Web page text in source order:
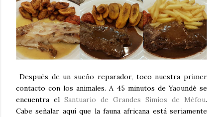
Después de un sueño reparador, toco nuestra primer
contacto con los animales. A 45 minutos de Yaoundé se
encuentra el Santuario de Grandes Simios de Méfou.
Cabe señalar aquí que la fauna africana está seriamente